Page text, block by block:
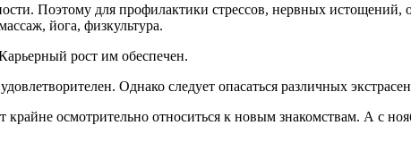
Поэтому для профилактики стрессов, нервных истощений,
йога, физкультура.
рост им обеспечен.
Однако следует опасаться различных
крайне осмотрительно относиться к новым знакомствам. А с